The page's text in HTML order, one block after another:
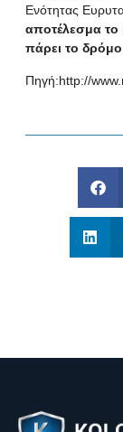
Ενότητας
αποτέλεσμα το
πάρει το
Πηγή:http://